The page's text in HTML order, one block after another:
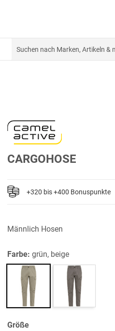
CARGOHOSE
+320 bis +400 Bonuspunkte
Männlich Hosen
Farbe:grün, beige
Größe